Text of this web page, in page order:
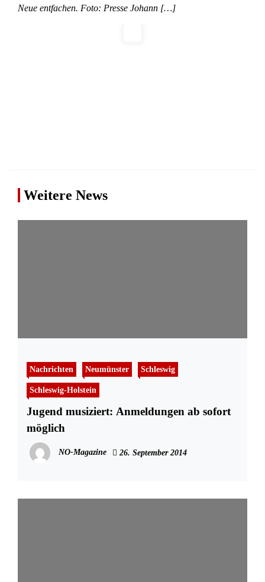
Neue entfachen. Foto: Presse Johann […]
Weitere News
Nachrichten Neumünster Schleswig
Schleswig-Holstein
Jugend musiziert: Anmeldungen ab sofort
möglich
NO-Magazine 26. September 2014